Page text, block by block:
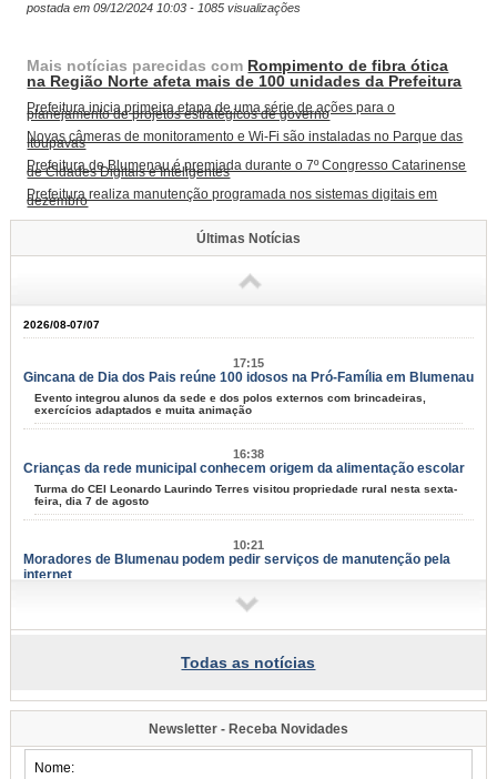
postada em 09/12/2024 10:03 - 1085 visualizações
Mais notícias parecidas com Rompimento de fibra ótica
na Região Norte afeta mais de 100 unidades da Prefeitura
Prefeitura inicia primeira etapa de uma série de ações para o
planejamento de projetos estratégicos de governo
Novas câmeras de monitoramento e Wi-Fi são instaladas no Parque das
Itoupavas
Prefeitura de Blumenau é premiada durante o 7º Congresso Catarinense
de Cidades Digitais e Inteligentes
Prefeitura realiza manutenção programada nos sistemas digitais em
dezembro
Últimas Notícias
2026/08-07/07
17:15
Gincana de Dia dos Pais reúne 100 idosos na Pró-Família em Blumenau
Evento integrou alunos da sede e dos polos externos com brincadeiras,
exercícios adaptados e muita animação
16:38
Crianças da rede municipal conhecem origem da alimentação escolar
Turma do CEI Leonardo Laurindo Terres visitou propriedade rural nesta sexta-
feira, dia 7 de agosto
10:21
Moradores de Blumenau podem pedir serviços de manutenção pela
internet
Tapa-buracos, roçadas e limpeza urbana podem ser solicitados a partir desta
Samae faz campanha para grandes geradores de lixo
para explicar sobre a lei
confira
Todas as notícias
Newsletter - Receba Novidades